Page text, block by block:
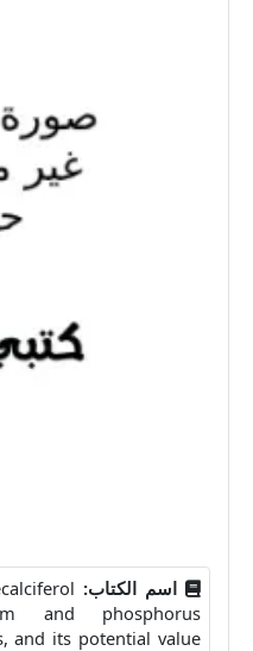
اسم الكتاب:
and phosphorus
and its potential value